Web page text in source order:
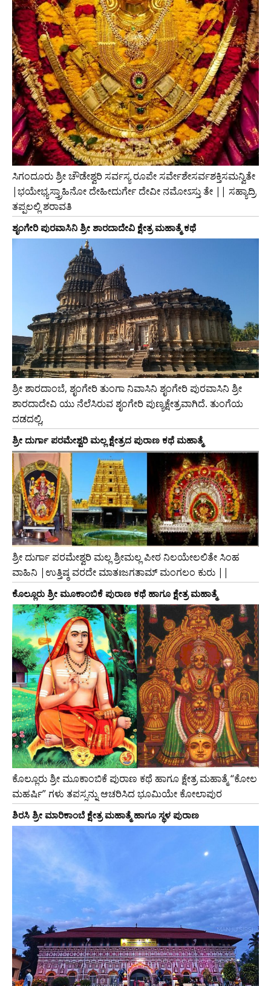
ಸಿಗಂದೂರು ಶ್ರೀ ಚೌಡೇಶ್ವರಿ ಸರ್ವಸ್ಯ ರೂಪೇ ಸರ್ವೇಶೇಸರ್ವಶಕ್ತಿಸಮನ್ವಿತೇ
|ಭಯೇಭ್ಯಸ್ತ್ರಾಹಿನೋ ದೇಹೀದುರ್ಗೇ ದೇವೀ ನಮೋಽಸ್ತು ತೇ || ಸಹ್ಯಾದ್ರಿ
ತಪ್ಪಲಲ್ಲಿ ಶರಾವತಿ
ಶೃಂಗೇರಿ ಪುರವಾಸಿನಿ ಶ್ರೀ ಶಾರದಾದೇವಿ ಕ್ಷೇತ್ರ ಮಹಾತ್ಮೆ ಕಥೆ
ಶ್ರೀ ಶಾರದಾಂಬೆ, ಶೃಂಗೇರಿ ತುಂಗಾ ನಿವಾಸಿನಿ ಶೃಂಗೇರಿ ಪುರವಾಸಿನಿ ಶ್ರೀ
ಶಾರದಾದೇವಿ ಯು ನೆಲೆಸಿರುವ ಶೃಂಗೇರಿ ಪುಣ್ಯಕ್ಷೇತ್ರವಾಗಿದೆ. ತುಂಗೆಯ
ದಡದಲ್ಲಿ,
ಶ್ರೀ ದುರ್ಗಾ ಪರಮೇಶ್ವರಿ ಮಲ್ಲ ಕ್ಷೇತ್ರದ ಪುರಾಣ ಕಥೆ ಮಹಾತ್ಮೆ
ಶ್ರೀ ದುರ್ಗಾ ಪರಮೇಶ್ವರಿ ಮಲ್ಲ ಶ್ರೀಮಲ್ಲ ಪೀಠ ನಿಲಯೇಲಲಿತೇ ಸಿಂಹ
ವಾಹಿನಿ |ಉತ್ತಿಷ್ಠ ವರದೇ ಮಾತಃಜಗತಾಮ್ ಮಂಗಲಂ ಕುರು ||
ಕೊಲ್ಲೂರು ಶ್ರೀ ಮೂಕಾಂಬಿಕೆ ಪುರಾಣ ಕಥೆ ಹಾಗೂ ಕ್ಷೇತ್ರ ಮಹಾತ್ಮೆ
ಕೊಲ್ಲೂರು ಶ್ರೀ ಮೂಕಾಂಬಿಕೆ ಪುರಾಣ ಕಥೆ ಹಾಗೂ ಕ್ಷೇತ್ರ ಮಹಾತ್ಮೆ “ಕೋಲ
ಮಹರ್ಷಿ” ಗಳು ತಪಸ್ಸನ್ನು ಆಚರಿಸಿದ ಭೂಮಿಯೇ ಕೋಲಾಪುರ
ಶಿರಸಿ ಶ್ರೀ ಮಾರಿಕಾಂಬೆ ಕ್ಷೇತ್ರ ಮಹಾತ್ಮೆ ಹಾಗೂ ಸ್ಥಳ ಪುರಾಣ